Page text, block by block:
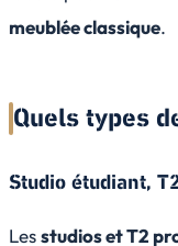
meublée classique.
Quels types
Studio étudiant,
Lesstudios et T2